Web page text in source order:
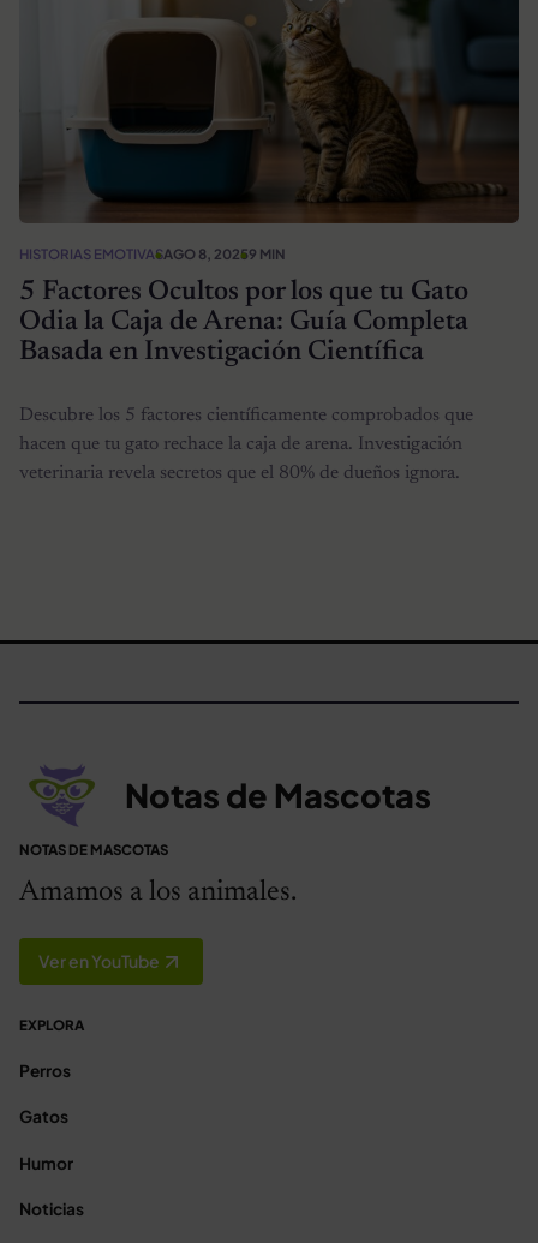
HISTORIAS EMOTIVASAGO 8, 20259 MIN
5 Factores Ocultos por los que tu Gato
Odia la Caja de Arena: Guía Completa
Basada en Investigación Científica
Descubre los 5 factores científicamente comprobados que
hacen que tu gato rechace la caja de arena. Investigación
veterinaria revela secretos que el 80% de dueños ignora.
Notas de Mascotas
NOTAS DE MASCOTAS
Amamos a los animales.
Ver en YouTube
EXPLORA
Perros
Gatos
Humor
Noticias